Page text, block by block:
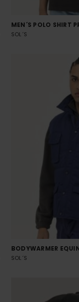
MEN´S POLO SHIRT
SOL´S
BODYWARMER
SOL´S